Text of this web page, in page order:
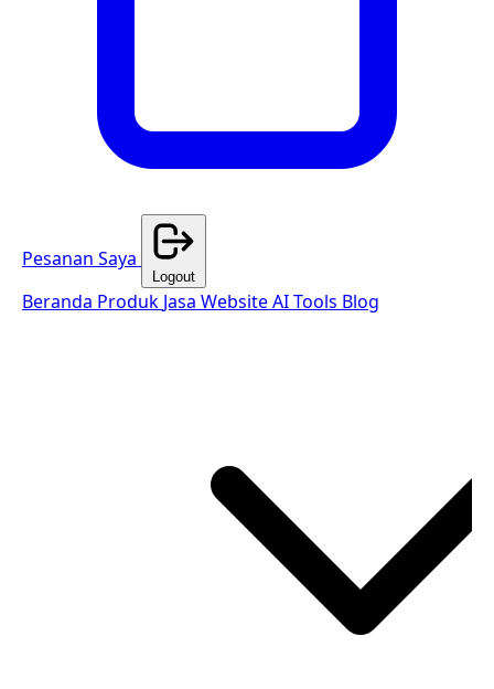
Pesanan Saya
Logout
Beranda Produk Jasa WebsiteAI Tools Blog